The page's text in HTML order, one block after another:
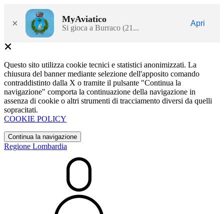
× MyAviatico
Si gioca a Burraco (21...
Apri
Questo sito utilizza cookie tecnici e statistici anonimizzati. La
chiusura del banner mediante selezione dell'apposito comando
contraddistinto dalla X o tramite il pulsante "Continua la
navigazione" comporta la continuazione della navigazione in
assenza di cookie o altri strumenti di tracciamento diversi da quelli
sopracitati.
COOKIE POLICY
Continua la navigazione
Regione Lombardia